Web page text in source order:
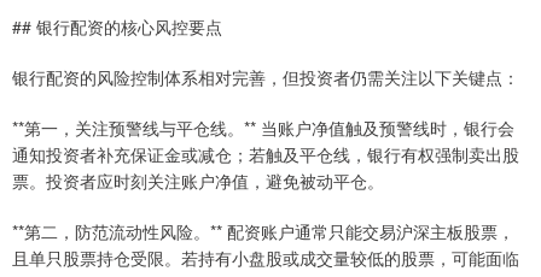
## 银行配资的核心风控要点
银行配资的风险控制体系相对完善，但投资者仍需关注以下关键点：
**第一，关注预警线与平仓线。** 当账户净值触及预警线时，银行会
通知投资者补充保证金或减仓；若触及平仓线，银行有权强制卖出股
票。投资者应时刻关注账户净值，避免被动平仓。
**第二，防范流动性风险。** 配资账户通常只能交易沪深主板股票，
且单只股票持仓受限。若持有小盘股或成交量较低的股票，可能面临